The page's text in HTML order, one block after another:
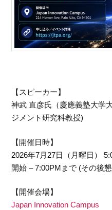
【スピーカー】
神武 直彦氏（慶應義塾大学
ジメント研究科教授)
【開催日時】
2026年7月27日（月曜日）
開始 – 7:00PMまで (その後
【開催会場】
Japan Innovation Campus